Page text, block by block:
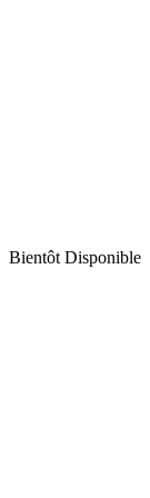
Bientôt Disponible